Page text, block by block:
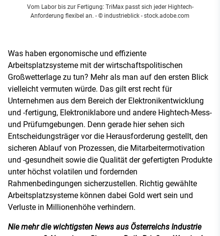
Vom Labor bis zur Fertigung: TriMax passt sich jeder Hightech-
Anforderung flexibel an. - © industrieblick - stock.adobe.com
Was haben ergonomische und effiziente
Arbeitsplatzsysteme mit der wirtschaftspolitischen
Großwetterlage zu tun? Mehr als man auf den ersten Blick
vielleicht vermuten würde. Das gilt erst recht für
Unternehmen aus dem Bereich der Elektronikentwicklung
und -fertigung, Elektroniklabore und andere Hightech-Mess-
und Prüfumgebungen. Denn gerade hier sehen sich
Entscheidungsträger vor die Herausforderung gestellt, den
sicheren Ablauf von Prozessen, die Mitarbeitermotivation
und -gesundheit sowie die Qualität der gefertigten Produkte
unter höchst volatilen und fordernden
Rahmenbedingungen sicherzustellen. Richtig gewählte
Arbeitsplatzsysteme können dabei Gold wert sein und
Verluste in Millionenhöhe verhindern.
Nie mehr die wichtigsten News aus Österreichs Industrie